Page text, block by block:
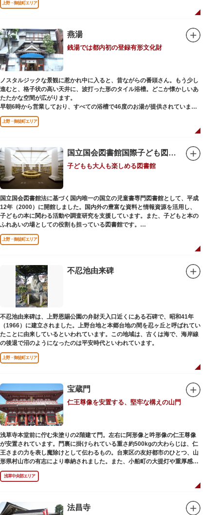
らかさで有名な「上野 井泉本店」のかつサンド。お弁当やお菓子を食べたり
上野・御徒町エリア
燕湯
銭湯では都内初の登録有形文化財
ノスタルジックな景観に惹かれ中に入ると、昔ながらの番頭さん。もう少し
進むと、格子状の高い天井に、波打った形のタイル浴槽。どこか懐かしいあ
たたかな空間が広がります。
早朝6時から営業しており、すべての浴槽で46度のお湯が提供されていま
す。常連の方々を魅了するのは早朝のこの少し熱めの温度のお湯と昔ながら
の懐かしさでしょうか。
店頭の屋根瓦や格子型天井等も昭和から引き継がれてきている歴史あるもの
りとご覧ください。
上野・御徒町エリア
国立国会図書館国際子ども図書館
子どもも大人も楽しめる図書館
国立国会図書館法に基づく国内唯一の国立の児童書専門図書館として、平成
12年（2000）に開館しました。国内外の豊富な資料と情報資源を活用し、
子どもの本に関わる活動や調査研究を支援しています。また、子どもと本の
ふれあいの場としての役割も担っている図書館です。
レンガ棟は、明治39年（1906）に建てられた帝国図書館の建物を保存・再
利用しています。
上野・御徒町エリア
不忍池由来碑
不忍池由来碑は、上野恩賜公園の弁財天入口近くにある石碑で、昭和41年
（1966）に建立されました。上野台地と本郷台地の間を忍ヶ丘と呼ばれてい
たことに由来しているといわれています。この地域は、古くは海で、海岸線
の後退で沼のようになったのは平安時代といわれています。
上野・御徒町エリア
宝蔵門
仁王尊像を安置する、堅牢な構えの山門
浅草寺本堂前に佇む朱塗りの2階建て門。左右に阿形像と吽形像の仁王尊像
が安置されています。門裏に掛けられている重さ約500kgの大わらじは、仁
王さまの力を表し魔除けとして伝わるもの。台東区の友好都市のひとつ、山
形県村山市の有志により奉納されました。また、小船町の大提灯や重厚感あ
ふれる吊灯篭も存在感を放ち、参拝客を迎えてくれます。
宝蔵門は、平安時代、武蔵守に任命された平公雅（たいらのきみまさ）によ
在の門は1964年にホテルニューオオタニ創始者・大谷米太郎の寄進により本
浅草中央部エリア
法昌寺